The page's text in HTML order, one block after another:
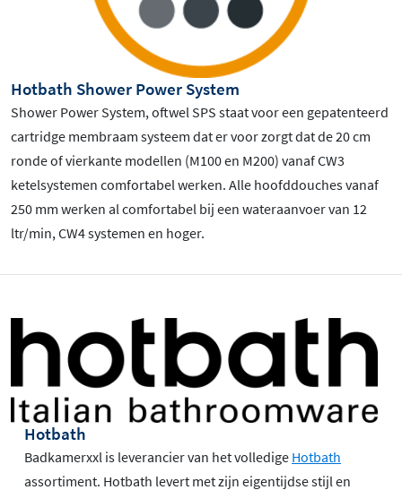
Hotbath Shower Power System
Shower Power System, oftwel SPS staat voor een gepatenteerd
cartridge membraam systeem dat er voor zorgt dat de 20 cm
ronde of vierkante modellen (M100 en M200) vanaf CW3
ketelsystemen comfortabel werken. Alle hoofddouches vanaf
250 mm werken al comfortabel bij een wateraanvoer van 12
ltr/min, CW4 systemen en hoger.
Hotbath
Badkamerxxl is leverancier van het volledige Hotbath
assortiment. Hotbath levert met zijn eigentijdse stijl en